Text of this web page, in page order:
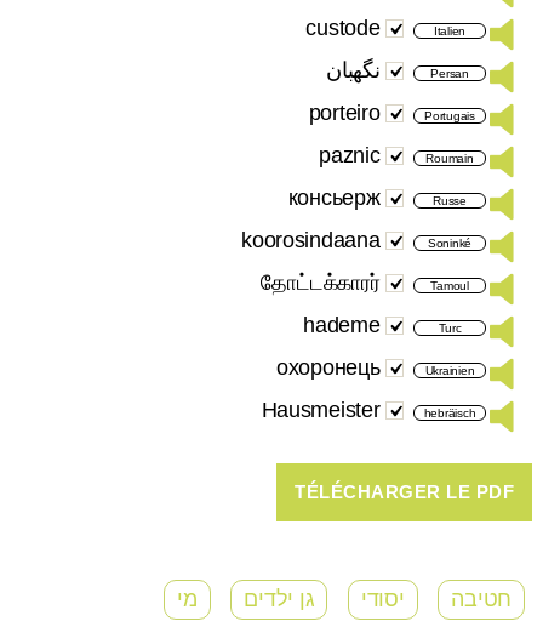
Italien
custode
Persan نگهبان
Portugais
porteiro
Roumain
paznic
Russe
консьерж
Soninké
koorosindaana
Tamoul
தோட்டக்காரர்
Turc
hademe
Ukrainien
охоронець
hebräisch
Hausmeister
חטיבה יסודי גן ילדים מי